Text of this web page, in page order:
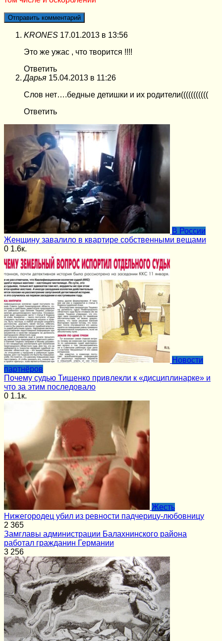
KRONES 17.01.2013 в 13:56
Это же ужас , что творится !!!!
Ответить
Дарья 15.04.2013 в 11:26
Слов нет….бедные детишки и их родители(((((((((((
Ответить
В России
Женщину завалило в квартире собственными вещами
0 1.6к.
Новости
партнёров
Почему судью Тищенко привлекли к «дисциплинарке» и
что за этим последовало
0 1.1к.
Жесть
Нижегородец убил из ревности падчерицу-любовницу
2 365
Замглавы администрации Балахнинского района
работал гражданин Германии
3 256